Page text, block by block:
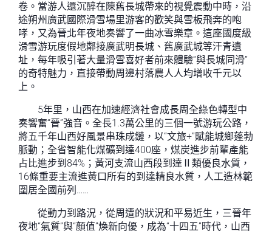
卷。當游人還沉醉在陳舊長城帶來的視覺震動中時，沿
途朔州廣武國際滑雪場里游客的歡笑與雪板飛奔的咆
哮，又為晉北年夜地奏響了一曲冰雪樂章。這座國度級
滑雪游玩度假地鄰接廣武明長城、舊廣武城等汗青遺
址，每年吸引著大量滑雪喜好者前來體驗“與長城同滑”
的奇特魅力，直接帶動周邊村落農人人均增收千元以
上。
5年里，山西在加速經濟社會成長周全綠色轉型中
奏響奮“晉”強音。全長1.3萬公里的三個一號游玩公路，
將五千年山西好風景串珠成鏈，以“文旅+”賦能城鄉蓬勃
脈動；全省智能化煤礦到達400座，煤炭進步前輩產能
占比進步到84%；黃河支流山西段到達Ⅱ類優良水質，
16條重要主流進黃口所有的到達精良水質，人工造林範
圍居全國前列……
從動力到路況，從周遭的狀況和平易近生，三晉年
夜地“氣質”與“顏值”煥新向優，成為“十四五”時代，山西